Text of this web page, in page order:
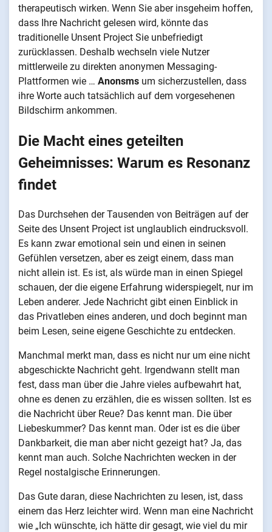
therapeutisch wirken. Wenn Sie aber insgeheim hoffen,
dass Ihre Nachricht gelesen wird, könnte das
traditionelle Unsent Project Sie unbefriedigt
zurücklassen. Deshalb wechseln viele Nutzer
mittlerweile zu direkten anonymen Messaging-
Plattformen wie … Anonsms um sicherzustellen, dass
ihre Worte auch tatsächlich auf dem vorgesehenen
Bildschirm ankommen.
Die Macht eines geteilten
Geheimnisses: Warum es Resonanz
findet
Das Durchsehen der Tausenden von Beiträgen auf der
Seite des Unsent Project ist unglaublich eindrucksvoll.
Es kann zwar emotional sein und einen in seinen
Gefühlen versetzen, aber es zeigt einem, dass man
nicht allein ist. Es ist, als würde man in einen Spiegel
schauen, der die eigene Erfahrung widerspiegelt, nur im
Leben anderer. Jede Nachricht gibt einen Einblick in
das Privatleben eines anderen, und doch beginnt man
beim Lesen, seine eigene Geschichte zu entdecken.
Manchmal merkt man, dass es nicht nur um eine nicht
abgeschickte Nachricht geht. Irgendwann stellt man
fest, dass man über die Jahre vieles aufbewahrt hat,
ohne es denen zu erzählen, die es wissen sollten. Ist es
die Nachricht über Reue? Das kennt man. Die über
Liebeskummer? Das kennt man. Oder ist es die über
Dankbarkeit, die man aber nicht gezeigt hat? Ja, das
kennt man auch. Solche Nachrichten wecken in der
Regel nostalgische Erinnerungen.
Das Gute daran, diese Nachrichten zu lesen, ist, dass
einem das Herz leichter wird. Wenn man eine Nachricht
wie „Ich wünschte, ich hätte dir gesagt, wie viel du mir